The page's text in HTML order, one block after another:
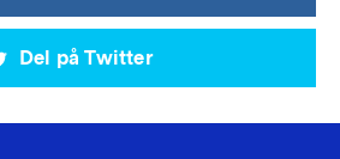
Del på Twitter